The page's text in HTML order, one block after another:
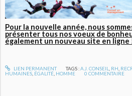
Pour la nouvelle année, nous
présenter tous nos voeux de
également un nouveau site en ligne
LIEN PERMANENT TAGS :A.J. CONSEIL RH
HUMAINES ÉGALITÉ HOMME 0 COMMENTAIRE